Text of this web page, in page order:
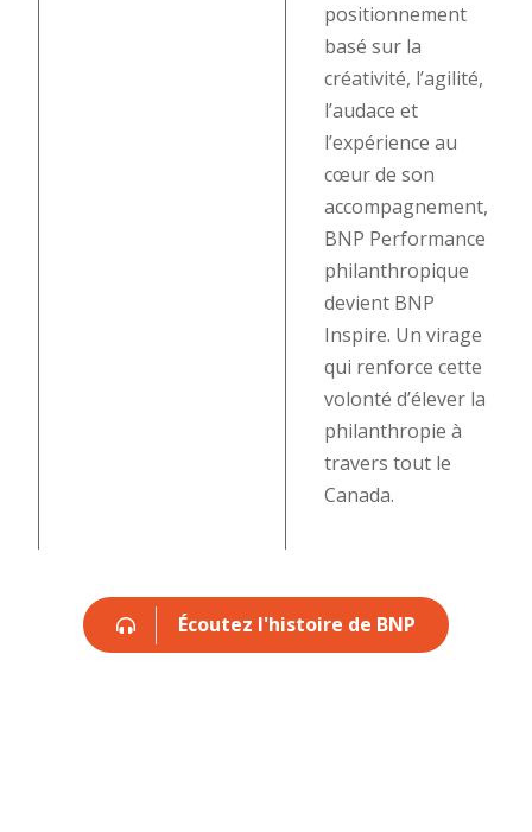
positionnement
basé sur la
créativité, l’agilité,
l’audace et
l’expérience au
cœur de son
accompagnement,
BNP Performance
philanthropique
devient BNP
Inspire. Un virage
qui renforce cette
volonté d’élever la
philanthropie à
travers tout le
Canada.
Écoutez l'histoire de BNP